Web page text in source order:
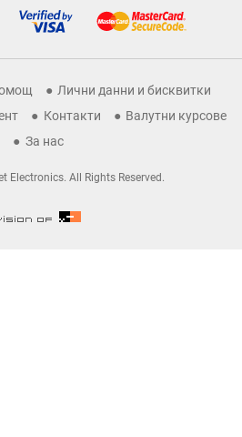
Лични данни и бисквитки
Контакти
Валутни курсове
За нас
Electronics. All Rights Reserved.